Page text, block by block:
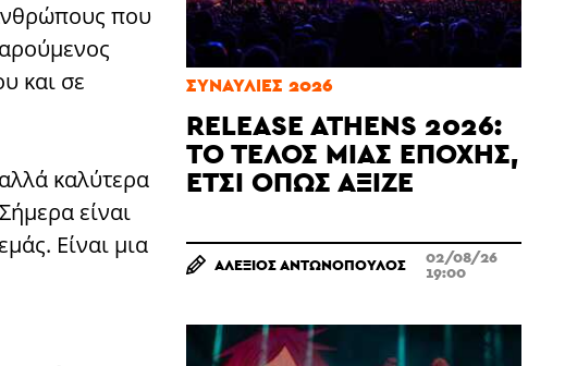
που
και σε
καλύτερα
είναι
Είναι μια
ΣΥΝΑΥΛΊΕΣ 2026
RELEASE ATHENS 2026:
ΤΟ ΤΈΛΟΣ ΜΙΑΣ ΕΠΟΧΉΣ,
ΈΤΣΙ ΌΠΩΣ ΆΞΙΖΕ
ΑΛΈΞΙΟΣ ΑΝΤΩΝΌΠΟΥΛΟΣ 02/08/26
19:00